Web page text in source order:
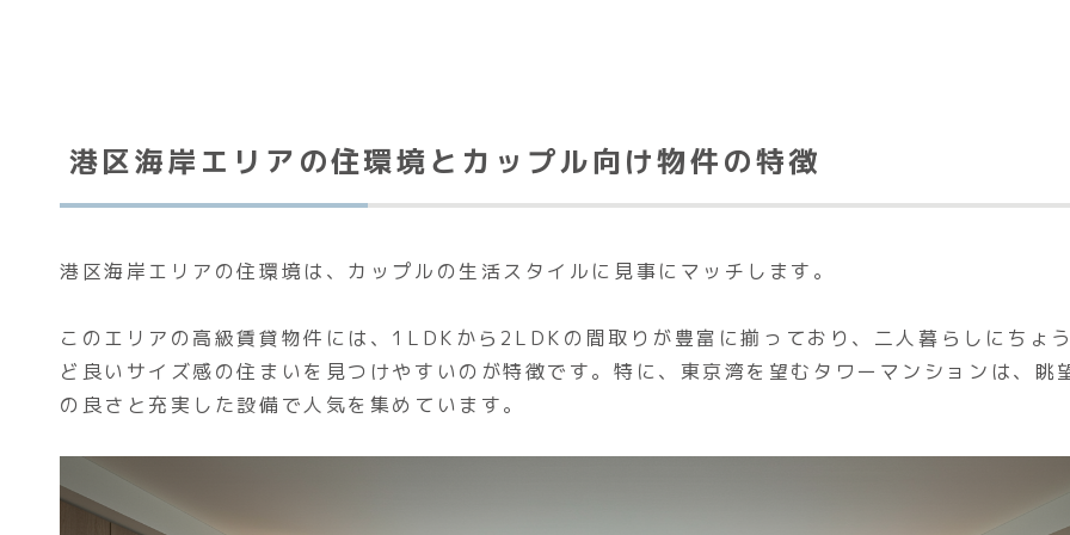
港区海岸エリアの住環境とカップル向け物件の特徴
港区海岸エリアの住環境は、カップルの生活スタイルに見事にマッチします。
このエリアの高級賃貸物件には、1LDKから2LDKの間取りが豊富に揃っており、二人暮らしにちょ
ど良いサイズ感の住まいを見つけやすいのが特徴です。特に、東京湾を望むタワーマンションは、眺
の良さと充実した設備で人気を集めています。